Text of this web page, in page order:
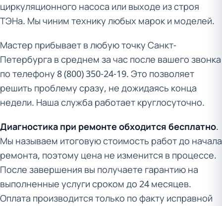
циркуляционного насоса или выходе из строя
ТЭНа. Мы чиним технику любых марок и моделей.
Мастер прибывает в любую точку Санкт-
Петербурга в среднем за час после вашего звонка
по телефону 8 (800) 350-24-19. Это позволяет
решить проблему сразу, не дожидаясь конца
недели. Наша служба работает круглосуточно.
Диагностика при ремонте обходится бесплатно.
Мы называем итоговую стоимость работ до начала
ремонта, поэтому цена не изменится в процессе.
После завершения вы получаете гарантию на
выполненные услуги сроком до 24 месяцев.
Оплата производится только по факту исправной